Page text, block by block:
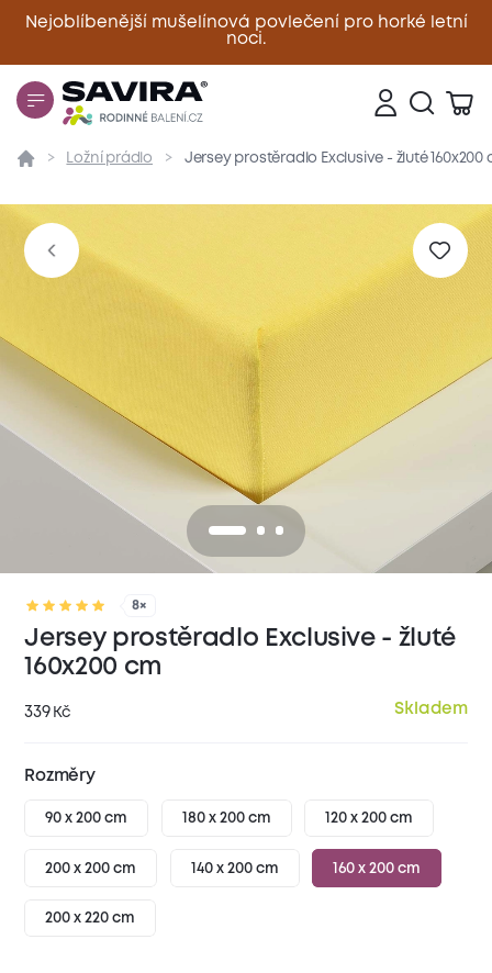
Nejoblíbenější mušelínová povlečení pro horké letní
noci.
Zavřít
Přehled Parametry Popis produktu Materiál
Ložní prádlo Jersey prostěradlo Exclusive - žluté 160x200
8×
Jersey prostěradlo Exclusive - žluté
160x200 cm
339 Kč Skladem
Rozměry
90 x 200 cm 180 x 200 cm 120 x 200 cm
200 x 200 cm 140 x 200 cm 160 x 200 cm
200 x 220 cm